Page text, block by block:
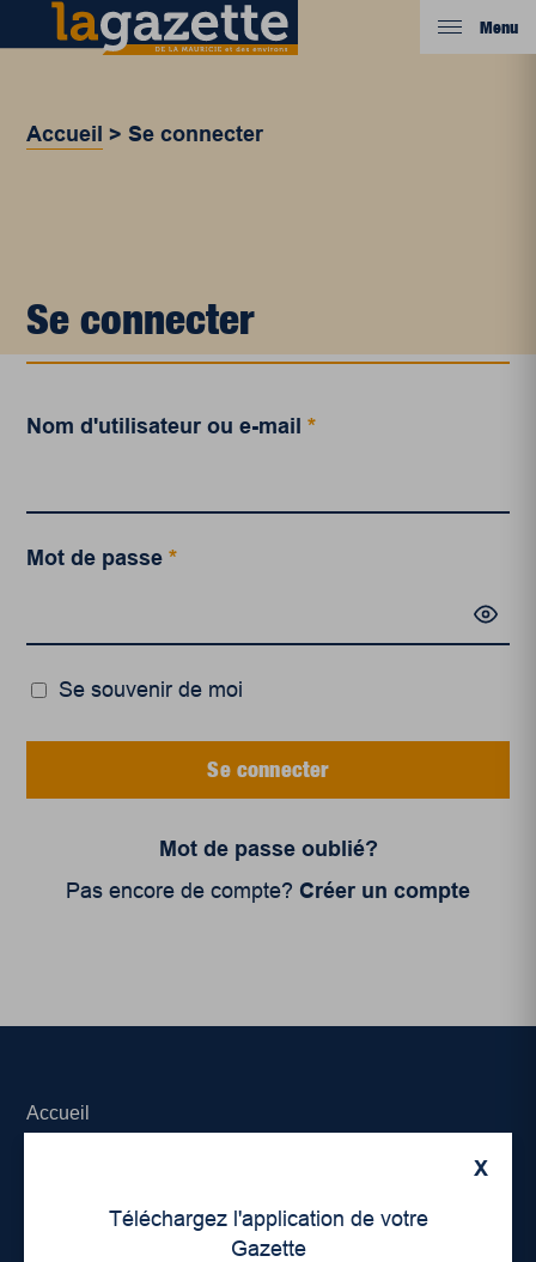
Menu
Accueil >Se connecter
Se connecter
Nom d'utilisateur ou e-mail*
Mot de passe*
Se souvenir de moi
Se connecter
Mot de passe oublié?
Pas encore de compte? Créer un compte
X
Téléchargez l'application de votre
Gazette
Accueil
Déontologie et confidentialité